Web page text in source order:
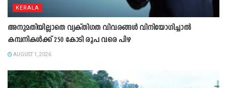
KERALA
അനുമതിയില്ലാതെ വ്യക്തിഗത വിവരങ്ങൾ വിനിയോഗിച്ചാൽ
കമ്പനികൾക്ക് 250 കോടി രൂപ വരെ പിഴ
AUGUST 1, 2026